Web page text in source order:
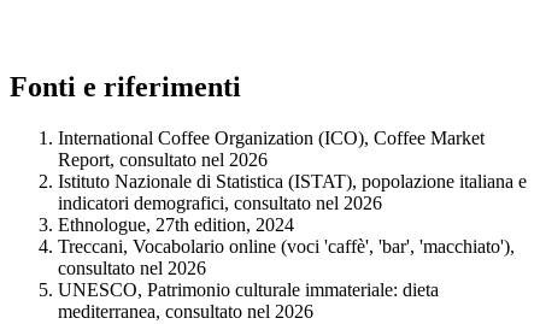
Fonti e riferimenti
International Coffee Organization (ICO), Coffee Market
Report, consultato nel 2026
Istituto Nazionale di Statistica (ISTAT), popolazione italiana e
indicatori demografici, consultato nel 2026
Ethnologue, 27th edition, 2024
Treccani, Vocabolario online (voci 'caffè', 'bar', 'macchiato'),
consultato nel 2026
UNESCO, Patrimonio culturale immateriale: dieta
mediterranea, consultato nel 2026